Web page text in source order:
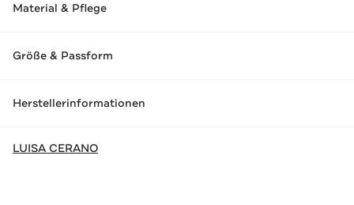
Material & Pflege
Größe & Passform
Herstellerinformationen
LUISA CERANO